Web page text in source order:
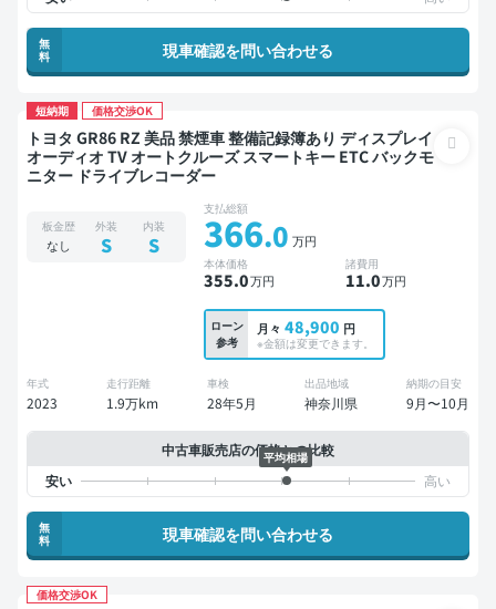
無
料
現車確認を問い合わせる
短納期 価格交渉OK
トヨタ GR86 RZ 美品 禁煙車 整備記録簿あり ディスプレイ
オーディオ TV オートクルーズ スマートキー ETC バックモ
ニター ドライブレコーダー
板金歴
なし
外装
S
内装
S
支払総額
366.0 万円
本体価格
355.0万円
諸費用
11.0万円
ローン
参考
月々 48,900 円
※金額は変更できます。
年式
2023
走行距離
1.9万km
車検
28年5月
出品地域
神奈川県
納期の目安
9月〜10月
中古車販売店の価格との比較
平均相場
無
料
現車確認を問い合わせる
価格交渉OK